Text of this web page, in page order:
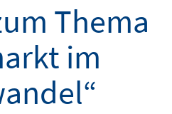
Thema
im